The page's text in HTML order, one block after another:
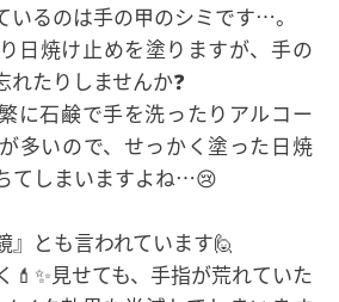
いるのは手の甲のシミです…。
日焼け止めを塗りますが、手の
たりしませんか❓
に石鹸で手を洗ったりアルコー
多いので、せっかく塗った日焼
てしまいますよね…😢
』とも言われています🙋
💄✨見せても、手指が荒れていた